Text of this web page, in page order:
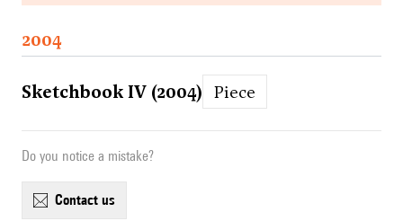
2004
Sketchbook IV (2004) Piece
Do you notice a mistake?
contact us